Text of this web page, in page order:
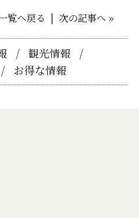
覧へ戻る | 次の記事へ »
観光情報
お得な情報